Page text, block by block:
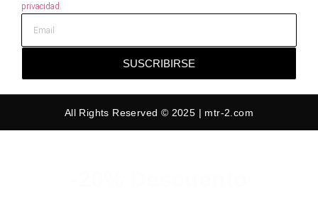
privacidad.
SUSCRIBIRSE
All Rights Reserved © 2025 | mtr-2.com